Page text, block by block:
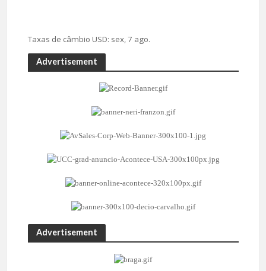
Taxas de câmbio USD: sex, 7 ago.
Advertisement
Advertisement